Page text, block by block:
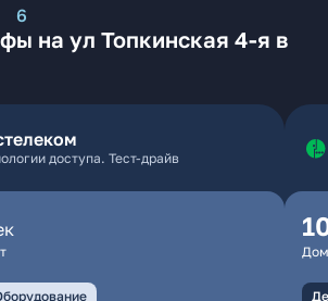
6
на ул Топкинская 4-я в
доступа. Тест-драйв